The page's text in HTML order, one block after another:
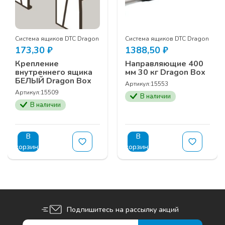
Система ящиков DTC Dragon Box
173,30 ₽
Крепление
внутреннего ящика
БЕЛЫЙ Dragon Box
Артикул:15509
В наличии
В
корзину
Система ящиков DTC Dragon Box
1388,50 ₽
Направляющие 400
мм 30 кг Dragon Box
Артикул:15553
В наличии
В
корзину
Подпишитесь на рассылку акций